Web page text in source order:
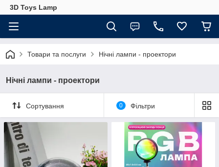
3D Toys Lamp
Товари та послуги Нічні лампи - проектори
Нічні лампи - проектори
Сортування 0 Фільтри